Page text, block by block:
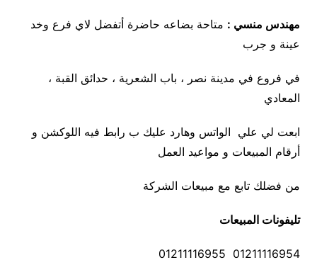
مهندس منسي : متاحة بضاعه حاضرة أتفضل لاي فرع وخد
عينة و جرب
في فروع في مدينة نصر ، باب الشعرية ، حدائق القبة ،
المعادي
ابعت لي علي الواتس وهارد عليك ب رابط فيه اللوكشن و
أرقام المبيعات و مواعيد العمل
من فضلك تابع مع مبيعات الشركة
تليفونات المبيعات
01211116954 01211116955